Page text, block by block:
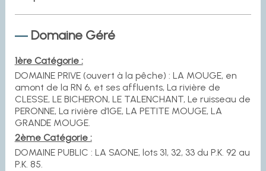
Domaine Géré
1ère Catégorie :
DOMAINE PRIVE (ouvert à la pêche) : LA MOUGE, en
amont de la RN 6, et ses affluents, La rivière de
CLESSE, LE BICHERON, LE TALENCHANT, Le ruisseau de
PERONNE, La rivière d’IGE, LA PETITE MOUGE, LA
GRANDE MOUGE.
2ème Catégorie :
DOMAINE PUBLIC : LA SAONE, lots 31, 32, 33 du P.K. 92 au
P.K. 85.